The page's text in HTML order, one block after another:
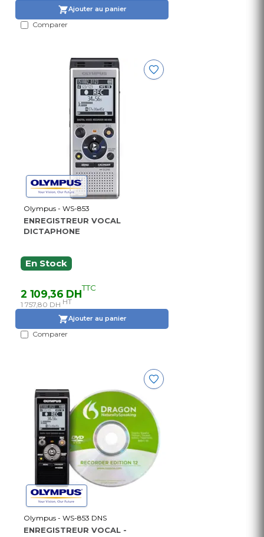
Ajouter au panier
Comparer
Olympus - WS-853
ENREGISTREUR VOCAL
DICTAPHONE
En Stock
2 109,36 DHTTC
1 757,80 DH HT
Ajouter au panier
Comparer
Olympus - WS-853 DNS
ENREGISTREUR VOCAL -